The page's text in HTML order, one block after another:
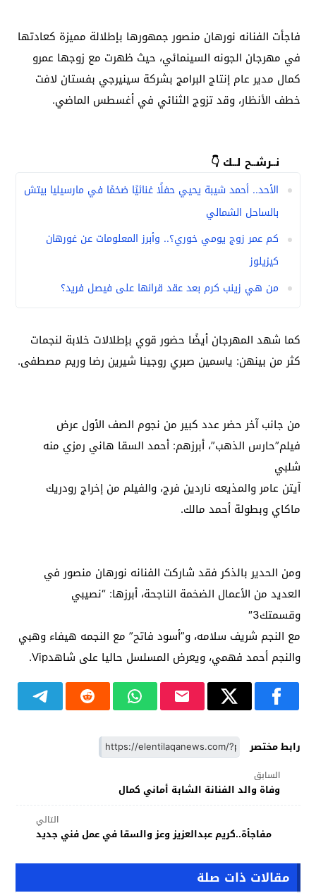
فاجأت الفنانه نورهان منصور جمهورها بإطلالة مميزة كعادتها
في مهرجان الجونه السينمائي، حيث ظهرت مع زوجها عمرو
كمال مدير عام إنتاج البرامج بشركة سينيرجي بفستان لافت
خطف الأنظار، وقد تزوج الثنائي في أغسطس الماضي.
نــرشــح لــك 👇
الأحد.. أحمد شيبة يحيي حفلًا غنائيًا ضخمًا في مارسيليا بيتش
بالساحل الشمالي
كم عمر زوج يومي خوري؟.. وأبرز المعلومات عن غورهان
كيزيلوز
من هي زينب كرم بعد عقد قرانها على فيصل فريد؟
كما شهد المهرجان أيضًا حضور قوي بإطلالات خلابة لنجمات
كثر من بينهن: ياسمين صبري روجينا شيرين رضا وريم مصطفى.
من جانب آخر حضر عدد كبير من نجوم الصف الأول عرض
فيلم”حارس الذهب”، أبرزهم: أحمد السقا هاني رمزي منه
شلبي
آيتن عامر والمذيعه ناردين فرج، والفيلم من إخراج رودريك
ماكاي وبطولة أحمد مالك.
ومن الحدير بالذكر فقد شاركت الفنانه نورهان منصور في
العديد من الأعمال الضخمة الناجحة، أبرزها: “نصيبي
وقسمتك3″
مع النجم شريف سلامه، و”أسود فاتح” مع النجمه هيفاء وهبي
والنجم أحمد فهمي، ويعرض المسلسل حاليا على شاهدVip.
رابط مختصر
السابق
وفاة والد الفنانة الشابة أماني كمال
التالي
مفاجأة..كريم عبدالعزيز وعز والسقا في عمل فني جديد
مقالات ذات صلة